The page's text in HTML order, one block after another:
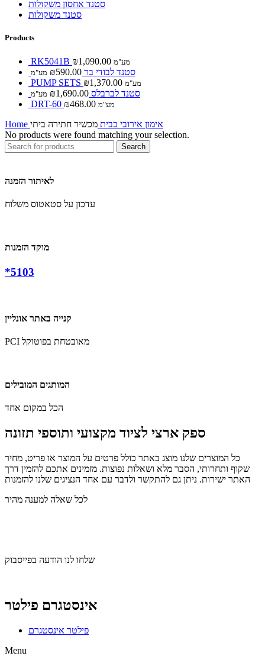
סטנד אחסון משקולות
סטנד משקולות
Products
RK5041B ₪1,090.00 מע"מ
סטנד לבודי בר ₪590.00 מע"מ
PUMP SETS ₪1,370.00 מע"מ
סטנד לברבלס ₪1,690.00 מע"מ
DRT-60 ₪468.00 מע"מ
Home אימון אירובי בבית מכשיר חתירה ביתי
No products were found matching your selection.
Search
לאיתור הזמנה
עדכון על סטאטוס משלוח
מוקד הזמנות
*5103
קנייה באתר אונליין
PCI מאובטחת בפוטוקל
המותגים המובילים
הכל במקום אחד
ספק ארצי לציוד מקצועי ותוספי תזונה
כל המוצרים שלנו מוצג באתר כולל פרטים על המוצר או פריט, מחיר
שקוף ותחרותי, הסבר מלא ושאלות נפוצות. מזמינים אתכם להזמין דרך
האתר ישירות. ניתן גם להתקשר ולדבר עם אחד הנציגים שלנו להזמנות
לכל שאלה למענה מהיר
שלחו לנו הודעה בפייסבוק
אינסטגרם פילטר
פילטר אינסטגרם
Menu